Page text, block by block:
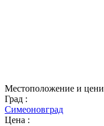
Местоположение и цени
Град :
Симеоновград
Цена :